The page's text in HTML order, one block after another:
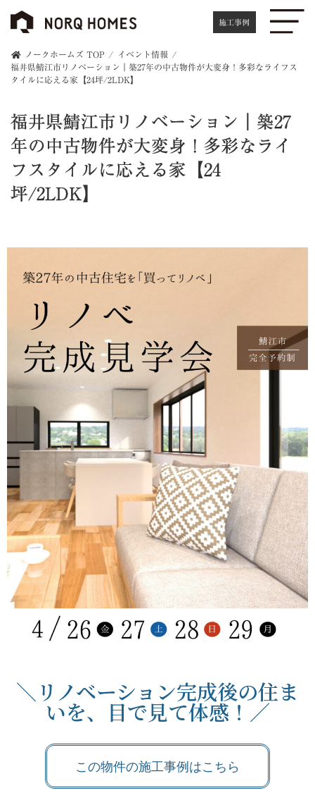
施工事例
ノークホームズ TOP
イベント情報
福井県鯖江市リノベーション｜築27年の中古物件が大変身！多彩なライフス
タイルに応える家【24坪/2LDK】
福井県鯖江市リノベーション｜築27
年の中古物件が大変身！多彩なライ
フスタイルに応える家【24
坪/2LDK】
＼リノベーション完成後の住ま
いを、目で見て体感！／
この物件の施工事例はこちら